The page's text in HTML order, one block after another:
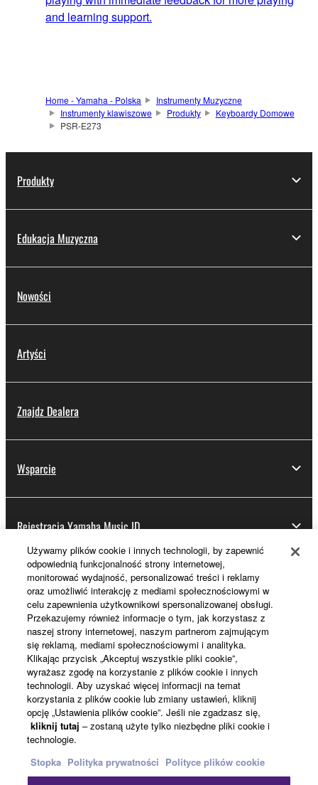
and learning support.
Home - Yamaha - Polska
Instrumenty Muzyczne
Instrumenty klawiszowe
Produkty
Keyboardy Domowe
PSR-E273
Produkty
Edukacja Muzyczna
Nowości
Artyści
Znajdz Dealera
Wsparcie
Rejestracja Yamaha Music ID
Informacje o Yamaha
Polska - Polish
Biznes
Używamy plików cookie i innych technologii, by zapewnić
odpowiednią funkcjonalność strony internetowej,
monitorować wydajność, personalizować treści i reklamy
oraz umożliwić interakcję z mediami społecznościowymi w
celu zapewnienia użytkownikowi spersonalizowanej obsługi.
Przekazujemy również informacje o tym, jak korzystasz z
naszej strony internetowej, naszym partnerom zajmującym
się reklamą, mediami społecznościowymi i analityka.
Klikając przycisk „Akceptuj wszystkie pliki cookie”,
wyrażasz zgodę na korzystanie z plików cookie i innych
technologii. Aby uzyskać więcej informacji na temat
korzystania z plików cookie lub zmiany ustawień, kliknij
opcję „Ustawienia plików cookie”. Jeśli nie zgadzasz się,
kliknij tutaj – zostaną użyte tylko niezbędne pliki cookie i
technologie.
Stopka Polityka prywatności Polityce plików cookie